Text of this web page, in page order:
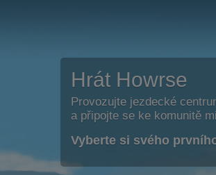
Hrát Howrse
Provozujte jezdecké
a připojte se ke komunitě
Vyberte si svého